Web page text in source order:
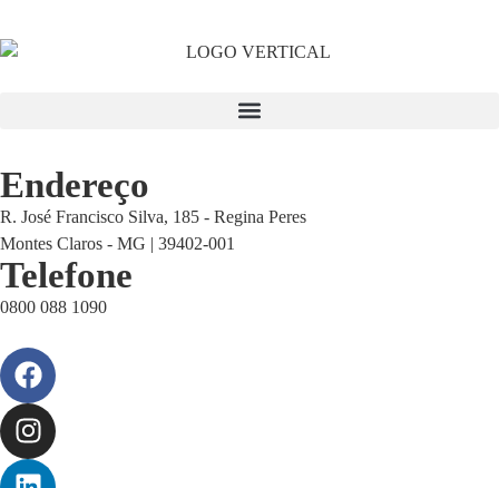
Endereço
R. José Francisco Silva, 185 - Regina Peres
Montes Claros - MG | 39402-001
Telefone
0800 088 1090